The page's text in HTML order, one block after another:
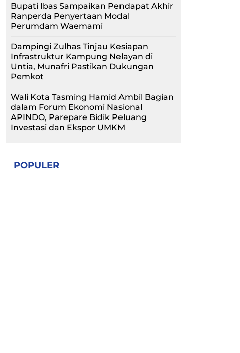
Bupati Ibas Sampaikan Pendapat Akhir
Ranperda Penyertaan Modal
Perumdam Waemami
Dampingi Zulhas Tinjau Kesiapan
Infrastruktur Kampung Nelayan di
Untia, Munafri Pastikan Dukungan
Pemkot
Wali Kota Tasming Hamid Ambil Bagian
dalam Forum Ekonomi Nasional
APINDO, Parepare Bidik Peluang
Investasi dan Ekspor UMKM
POPULER